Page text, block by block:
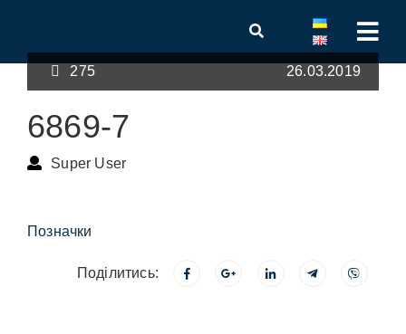
275 26.03.2019
6869-7
Super User
Позначки
Поділитись: